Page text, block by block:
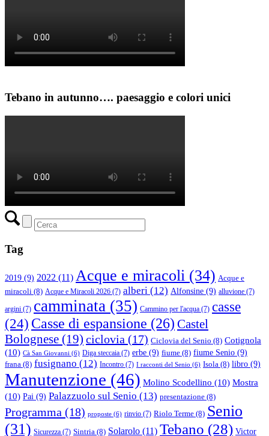
Tebano in autunno…. paesaggio e colori unici
Tag
2019 (9) 2022 (11) Acque e miracoli (34) Acque e
miracoli (8) Acque e Miracoli 2026 (7) alberi (12) Alfonsine (9) alluvione (7)
argini (7) camminata (35) Cammino per l'acqua (7) casse
(24) Casse di espansione (26) Castel
Bolognese (19) ciclovia (17) Ciclovia del Senio (8) Cotignola
(10) Cà San Giovanni (6) Diga steccaia (7) erbe (9) fiume (8) fiume Senio (9)
frana (8) fusignano (12) Incontro (7) I racconti del Senio (6) Isola (8) libro (9)
Manutenzione (46) Molino Scodellino (10) Mostra
(10) Pai (9) Palazzuolo sul Senio (13) presentazione (8)
Programma (18) proposte (6) rinvio (7) Riolo Terme (8) Senio
(31) Sicurezza (7) Sintria (8) Solarolo (11) Tebano (28) Victor